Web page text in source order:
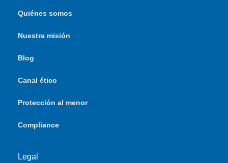
Quiénes somos
Nuestra misión
Blog
Canal ético
Protección al menor
Compliance
Legal